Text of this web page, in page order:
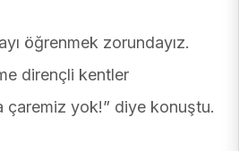
öğrenmek zorundayız.
dirençli kentler
çaremiz yok!” diye konuştu.